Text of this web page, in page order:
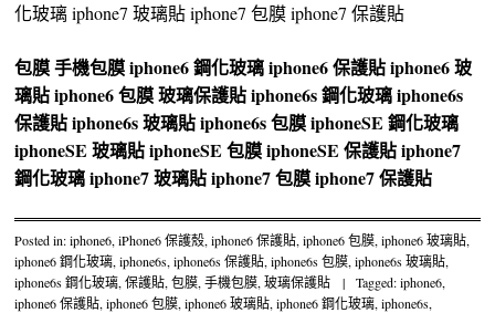
化玻璃 iphone7 玻璃貼 iphone7 包膜 iphone7 保護貼
包膜手機包膜iphone6 鋼化玻璃iphone6 保護貼iphone6 玻
璃貼iphone6 包膜玻璃保護貼iphone6s 鋼化玻璃iphone6s
保護貼iphone6s 玻璃貼iphone6s 包膜iphoneSE 鋼化玻璃
iphoneSE 玻璃貼iphoneSE 包膜iphoneSE 保護貼iphone7
鋼化玻璃iphone7 玻璃貼iphone7 包膜iphone7 保護貼
Posted in:iphone6,iPhone6 保護殼,iphone6 保護貼,iphone6 包膜,iphone6 玻璃貼,
iphone6 鋼化玻璃,iphone6s,iphone6s 保護貼,iphone6s 包膜,iphone6s 玻璃貼,
iphone6s 鋼化玻璃,保護貼,包膜,手機包膜,玻璃保護貼 | Tagged:iphone6,
iphone6 保護貼,iphone6 包膜,iphone6 玻璃貼,iphone6 鋼化玻璃,iphone6s,